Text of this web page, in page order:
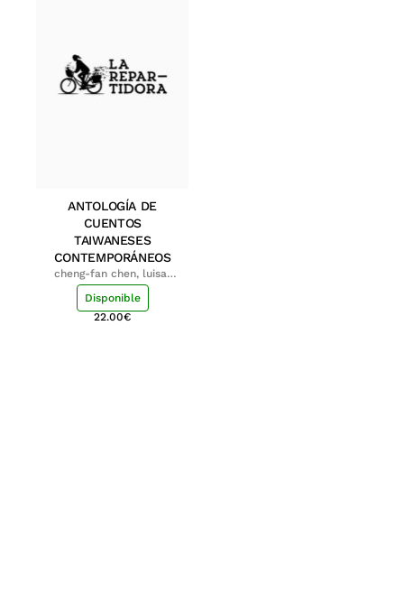
ANTOLOGÍA DE
CUENTOS
TAIWANESES
CONTEMPORÁNEOS
cheng-fan chen, luisa;
shu-ying chang, luisa
Disponible
22.00€